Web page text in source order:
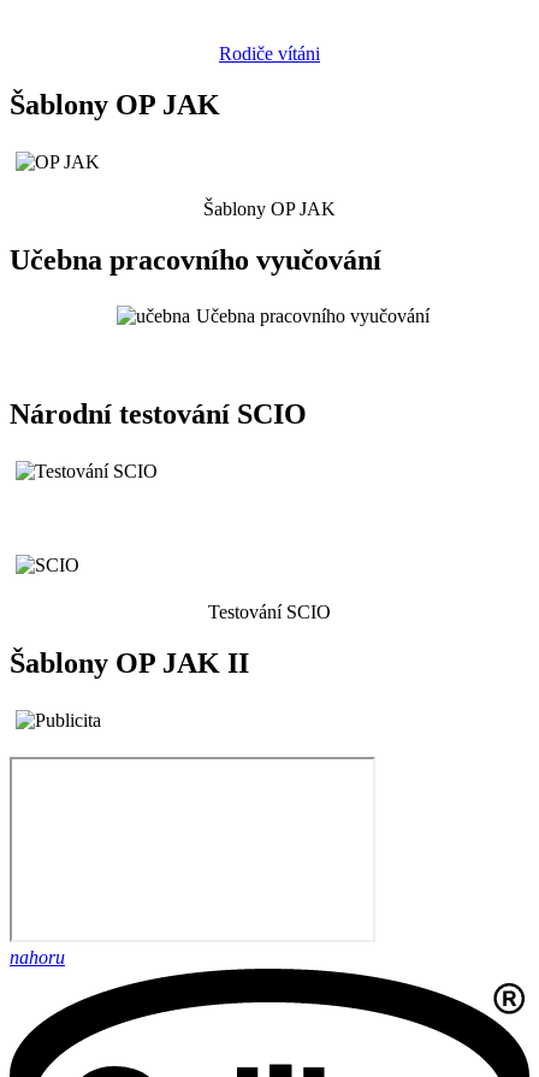
Rodiče vítáni
Šablony OP JAK
Šablony OP JAK
Učebna pracovního vyučování
Učebna pracovního vyučování
Národní testování SCIO
Testování SCIO
Šablony OP JAK II
nahoru